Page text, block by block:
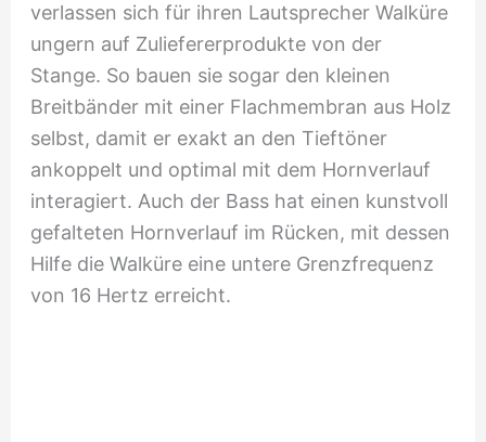
verlassen sich für ihren Lautsprecher Walküre
ungern auf Zuliefererprodukte von der
Stange. So bauen sie sogar den kleinen
Breitbänder mit einer Flachmembran aus Holz
selbst, damit er exakt an den Tieftöner
ankoppelt und optimal mit dem Hornverlauf
interagiert. Auch der Bass hat einen kunstvoll
gefalteten Hornverlauf im Rücken, mit dessen
Hilfe die Walküre eine untere Grenzfrequenz
von 16 Hertz erreicht.